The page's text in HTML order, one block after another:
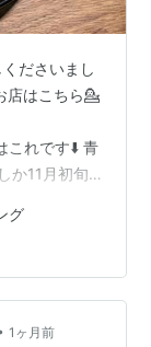
ださいまし
店はこちら💁
これです⬇️ 青
か11月初旬
ずっと気に
きました👍
業をされてい
りの朝4:00
と来店があ
グ
1ヶ月前